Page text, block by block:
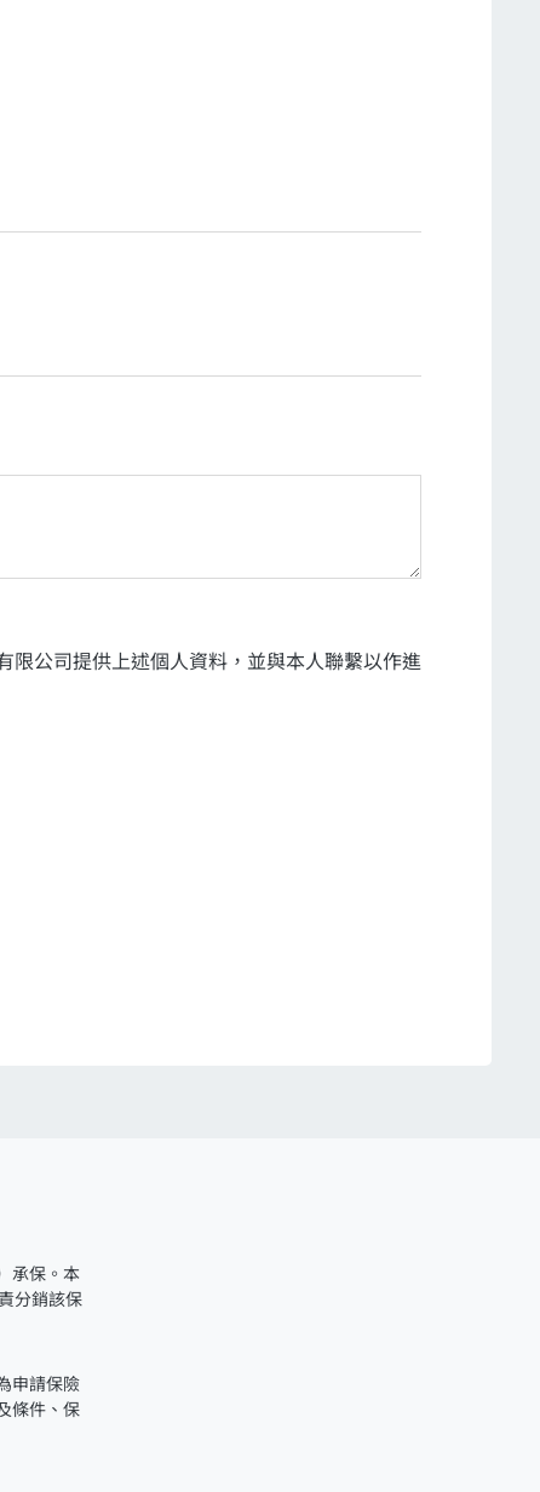
限公司提供上述個人資料，並與本人聯繫以作進
承保。本
分銷該保
申請保險
條件、保